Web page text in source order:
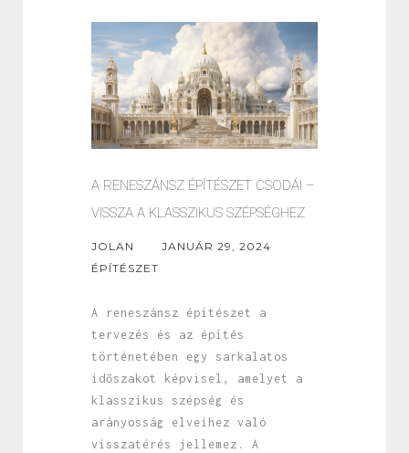
A RENESZÁNSZ ÉPÍTÉSZET CSODÁI –
VISSZA A KLASSZIKUS SZÉPSÉGHEZ
JOLAN
JANUÁR 29, 2024
ÉPÍTÉSZET
A reneszánsz építészet a
tervezés és az építés
történetében egy sarkalatos
időszakot képvisel, amelyet a
klasszikus szépség és
arányosság elveihez való
visszatérés jellemez. A